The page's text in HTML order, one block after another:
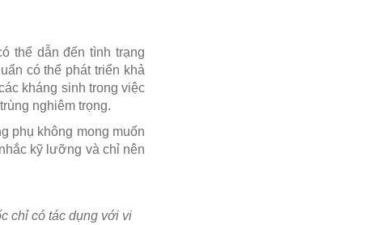
thể dẫn đến tình trạng
có thể phát triển khả
kháng sinh trong việc
nghiêm trọng.
phụ không mong muốn
kỹ lưỡng và chỉ nên
chỉ có tác dụng với vi